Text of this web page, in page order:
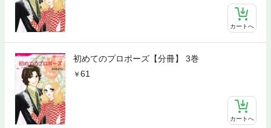
カートへ
初めてのプロポーズ【分冊】 3巻
61
カートへ